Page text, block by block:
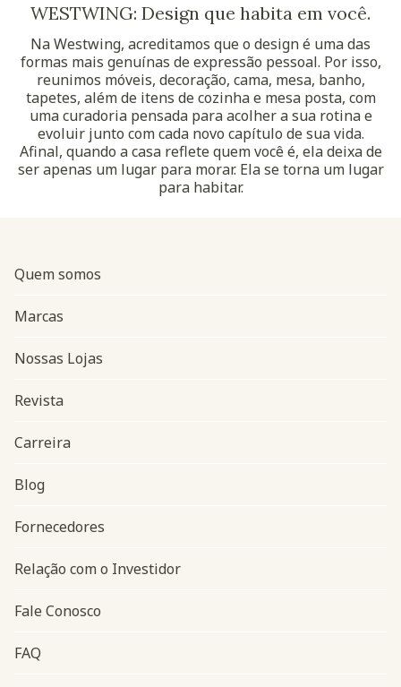
WESTWING: Design que habita em você.
Na Westwing, acreditamos que o design é uma das
formas mais genuínas de expressão pessoal. Por isso,
reunimos móveis, decoração, cama, mesa, banho,
tapetes, além de itens de cozinha e mesa posta, com
uma curadoria pensada para acolher a sua rotina e
evoluir junto com cada novo capítulo de sua vida.
Afinal, quando a casa reflete quem você é, ela deixa de
ser apenas um lugar para morar. Ela se torna um lugar
para habitar.
Navegação do rodapé
Quem somos
Marcas
Nossas Lojas
Revista
Carreira
Blog
Fornecedores
Relação com o Investidor
Fale Conosco
FAQ